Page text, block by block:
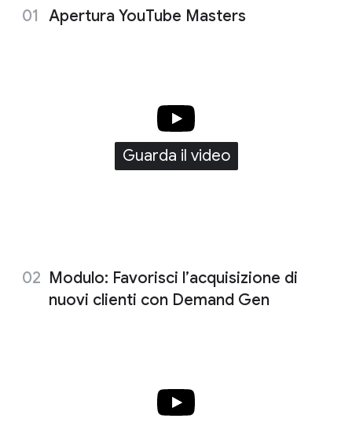
l
Apertura YouTube Masters
Guarda il video
Modulo: Favorisci l’acquisizione di
nuovi clienti con Demand Gen